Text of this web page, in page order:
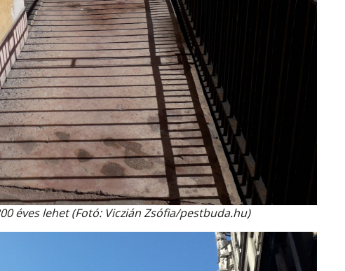
éves lehet (Fotó: Viczián Zsófia/pestbuda.hu)